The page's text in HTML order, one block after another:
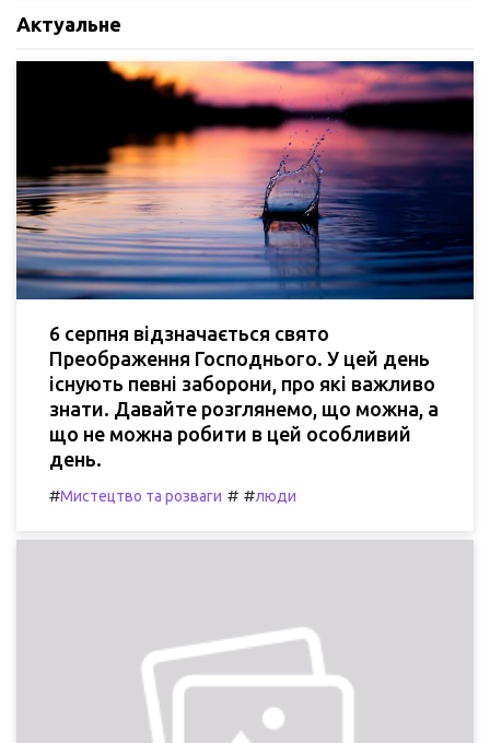
Актуальне
6 серпня відзначається свято
Преображення Господнього. У цей день
існують певні заборони, про які важливо
знати. Давайте розглянемо, що можна, а
що не можна робити в цей особливий
день.
#Мистецтво та розваги # #люди